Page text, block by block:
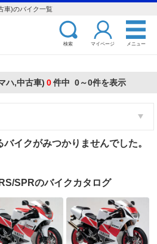
車)のバイク一覧
検索 マイページ メニュー
ハ,中古車) 0件中 0～0件を表示
イクがみつかりませんでした。
SPRのバイクカタログ